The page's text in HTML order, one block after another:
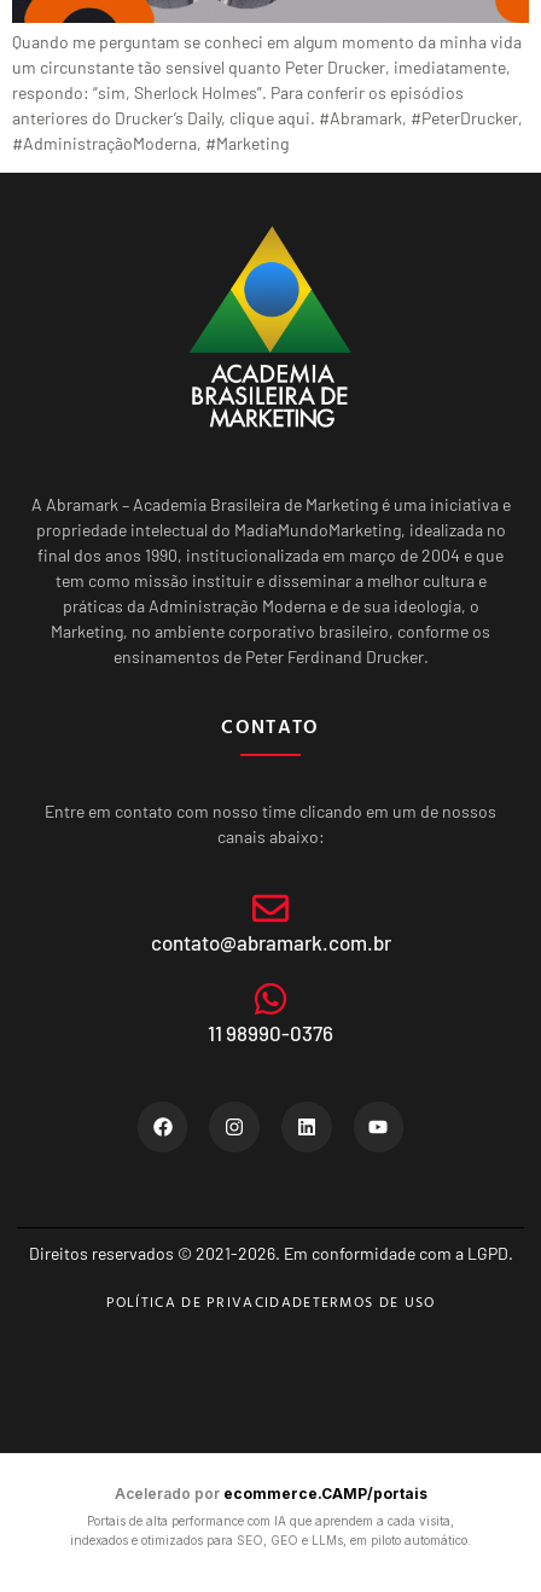
Quando me perguntam se conheci em algum momento da minha vida
um circunstante tão sensível quanto Peter Drucker, imediatamente,
respondo: “sim, Sherlock Holmes”. Para conferir os episódios
anteriores do Drucker’s Daily, clique aqui. #Abramark, #PeterDrucker,
#AdministraçãoModerna, #Marketing
A Abramark – Academia Brasileira de Marketing é uma iniciativa e
propriedade intelectual do MadiaMundoMarketing, idealizada no
final dos anos 1990, institucionalizada em março de 2004 e que
tem como missão instituir e disseminar a melhor cultura e
práticas da Administração Moderna e de sua ideologia, o
Marketing, no ambiente corporativo brasileiro, conforme os
ensinamentos de Peter Ferdinand Drucker.
CONTATO
Entre em contato com nosso time clicando em um de nossos
canais abaixo:
contato@abramark.com.br
11 98990-0376
Direitos reservados © 2021-2026. Em conformidade com a LGPD.
POLÍTICA DE PRIVACIDADETERMOS DE USO
Acelerado por ecommerce.CAMP/portais
Portais de alta performance com IA que aprendem a cada visita,
indexados e otimizados para SEO, GEO e LLMs, em piloto automático.